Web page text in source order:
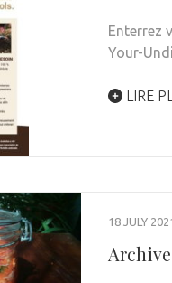
Enterrez
Your-
LIRE
18 JULY